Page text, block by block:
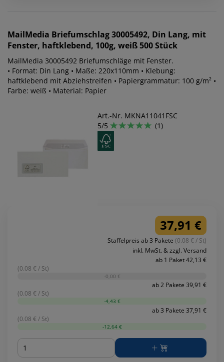
MailMedia Briefumschlag 30005492, Din Lang, mit
Fenster, haftklebend, 100g, weiß 500 Stück
MailMedia 30005492 Briefumschläge mit Fenster.
• Format: Din Lang • Maße: 220x110mm • Klebung:
haftklebend mit Abziehstreifen • Papiergrammatur: 100 g/m² •
Farbe: weiß • Material: Papier
Art.-Nr. MKNA11041FSC
5/5
(1)
37,91 €
Staffelpreis ab 3 Pakete (0.08 € / St)
inkl. MwSt. & zzgl. Versand
ab 1 Paket 42,13 €
(0.08 € / St)
-0,00 €
ab 2 Pakete 39,91 €
(0.08 € / St)
-4,43 €
ab 3 Pakete 37,91 €
(0.08 € / St)
-12,64 €
Menge